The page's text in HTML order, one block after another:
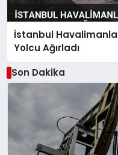
İstanbul
Yolcu Ağırladı
Son Dakika